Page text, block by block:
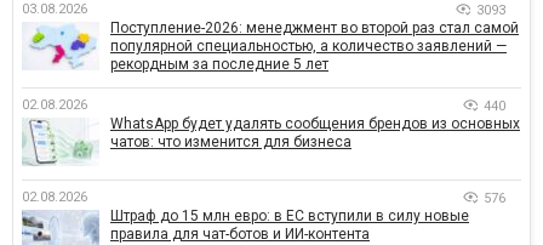
03.08.2026 3093
Поступление-2026: менеджмент во второй раз стал самой
популярной специальностью, а количество заявлений —
рекордным за последние 5 лет
02.08.2026 440
WhatsApp будет удалять сообщения брендов из основных
чатов: что изменится для бизнеса
02.08.2026 576
Штраф до 15 млн евро: в ЕС вступили в силу новые
правила для чат-ботов и ИИ-контента